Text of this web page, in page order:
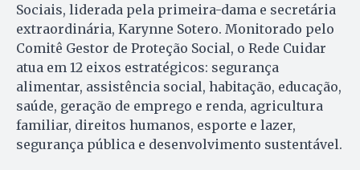
Sociais, liderada pela primeira-dama e secretária
extraordinária, Karynne Sotero. Monitorado pelo
Comitê Gestor de Proteção Social, o Rede Cuidar
atua em 12 eixos estratégicos: segurança
alimentar, assistência social, habitação, educação,
saúde, geração de emprego e renda, agricultura
familiar, direitos humanos, esporte e lazer,
segurança pública e desenvolvimento sustentável.